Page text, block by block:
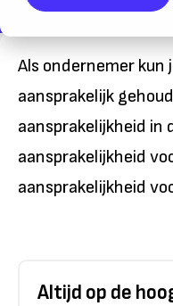
Als ondernemer kun
aansprakelijk
aansprakelijkheid in
aansprakelijkheid
aansprakelijkheid
Altijd op de